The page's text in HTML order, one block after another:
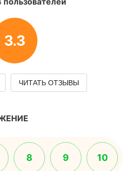
3.3
ЧИТАТЬ ОТЗЫВЫ
8 9 10